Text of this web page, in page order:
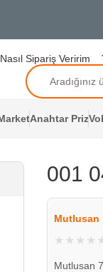
Nasıl Sipariş Veririm
Anahtar Priz
001
Mutlusan
Mutlusan